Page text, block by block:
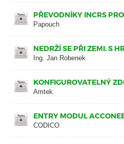
PŘEVODNÍKY INCRS
Papouch
NEDRŽÍ SE PŘI ZEMI. S
Ing. Jan Robenek
KONFIGUROVATELNÝ
Amtek
ENTRY MODUL
CODICO